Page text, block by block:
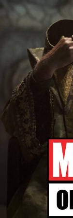
Schwester, die
hinter dem